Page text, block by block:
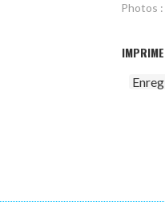
Photos :